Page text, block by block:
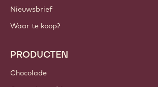
Nieuwsbrief
Waar te koop?
PRODUCTEN
Chocolade